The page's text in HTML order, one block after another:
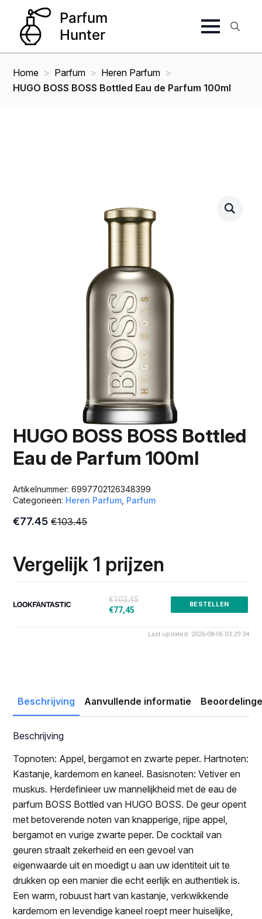
Home Parfum
Heren Parfum
HUGO BOSS BOSS Bottled Eau de Parfum 100ml
HUGO BOSS BOSS Bottled
Eau de Parfum 100ml
Artikelnummer:6997702126348399
Categorieën: Heren Parfum Parfum
€103.45
Oorspronkelijke
€103.45.
€77.45
Huidige
€77.45.
Vergelijk 1 prijzen
€103,45
€77,45
BESTELLEN
Last updated: 2026-08-06 03:29:34
Beschrijving Aanvullende informatie
Beschrijving
Topnoten: Appel, bergamot en zwarte peper. Hartnoten:
Kastanje, kardemom en kaneel. Basisnoten: Vetiver en
muskus. Herdefinieer uw mannelijkheid met de eau de
parfum BOSS Bottled van HUGO BOSS. De geur opent
met betoverende noten van knapperige, rijpe appel,
bergamot en vurige zwarte peper. De cocktail van
geuren straalt zekerheid en een gevoel van
eigenwaarde uit en moedigt u aan uw identiteit uit te
drukken op een manier die echt eerlijk en authentiek is.
Een warm, robuust hart van kastanje, verkwikkende
kardemom en levendige kaneel roept meer huiselijke,